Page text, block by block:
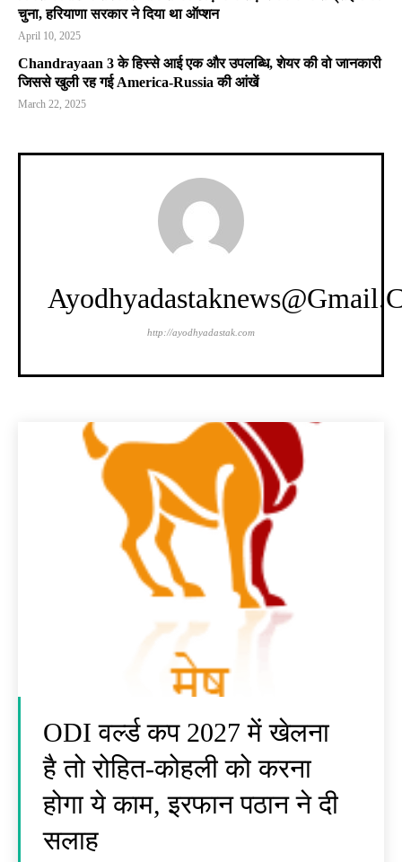
चुना, हरियाणा सरकार ने दिया था ऑप्शन
April 10, 2025
Chandrayaan 3 के हिस्से आई एक और उपलब्धि, शेयर की वो जानकारी
जिससे खुली रह गई America-Russia की आंखें
March 22, 2025
http://ayodhyadastak.com
ODI वर्ल्ड कप 2027 में खेलना
है तो रोहित-कोहली को करना
होगा ये काम, इरफान पठान ने दी
सलाह